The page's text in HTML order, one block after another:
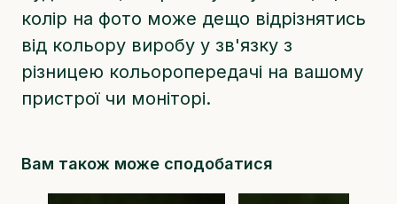
колір на фото може дещо відрізнятись
від кольору виробу у зв'язку з
різницею кольоропередачі на вашому
пристрої чи моніторі.
Вам також може сподобатися